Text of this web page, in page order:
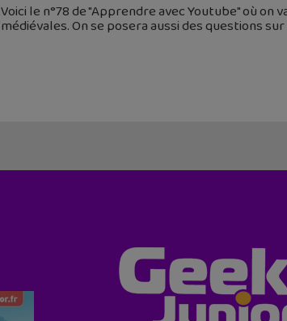
Voici le n°78 de "Apprendre avec Youtube" où
médiévales. On se posera aussi des questions